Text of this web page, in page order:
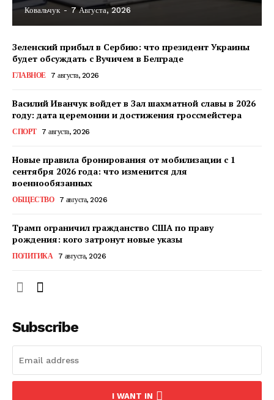
Ковальчук - 7 Августа, 2026
Зеленский прибыл в Сербию: что президент Украины
будет обсуждать с Вучичем в Белграде
ГЛАВНОЕ 7 августа, 2026
Василий Иванчук войдет в Зал шахматной славы в 2026
году: дата церемонии и достижения гроссмейстера
СПОРТ 7 августа, 2026
Новые правила бронирования от мобилизации с 1
сентября 2026 года: что изменится для
военнообязанных
ОБЩЕСТВО 7 августа, 2026
Трамп ограничил гражданство США по праву
рождения: кого затронут новые указы
ПОЛИТИКА 7 августа, 2026
Subscribe
I WANT IN